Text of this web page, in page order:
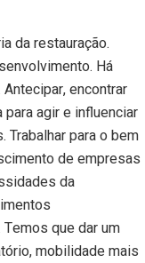
da restauração.
Há
encontrar
agir e influenciar
para o bem
de empresas
da
que dar um
mobilidade mais